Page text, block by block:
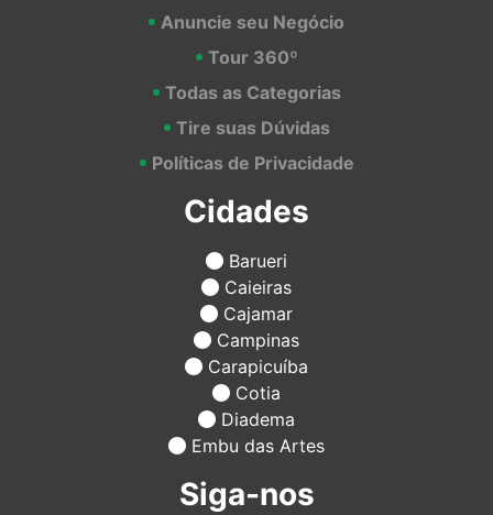
Anuncie seu Negócio
Tour 360º
Todas as Categorias
Tire suas Dúvidas
Políticas de Privacidade
Cidades
Barueri
Caieiras
Cajamar
Campinas
Carapicuíba
Cotia
Diadema
Embu das Artes
Siga-nos